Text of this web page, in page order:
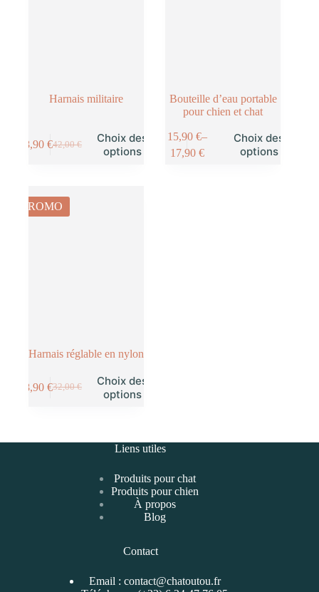
Harnais militaire
42,00€
38,90€
Choix des
options
Bouteille d’eau portable
pour chien et chat
15,90 €–
17,90 €
Choix des
options
PROMO
Harnais réglable en nylon
32,00€
28,90€
Choix des
options
Liens utiles
Produits pour chat
Produits pour chien
À propos
Blog
Contact
Email : contact@chatoutou.fr